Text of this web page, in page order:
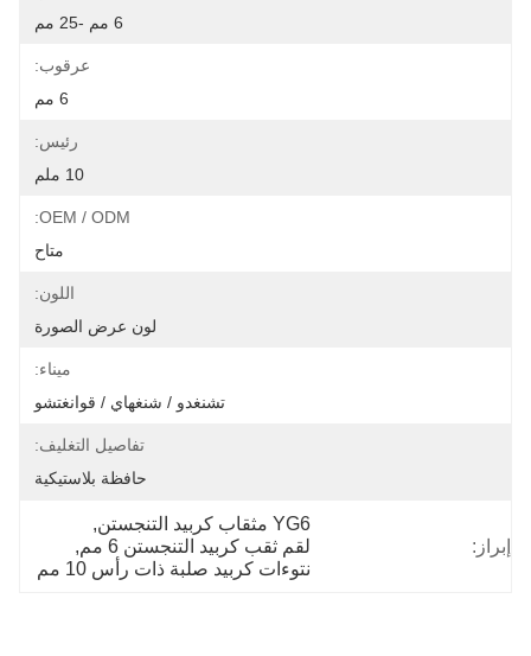
عرقوب:
رئيس:
10 ملم
OEM / ODM:
متاح
اللون:
لون عرض الصورة
ميناء:
تشنغدو / شنغهاي / قوانغتشو
تفاصيل التغليف:
حافظة بلاستيكية
إبراز:
YG6 مثقاب كربيد التنجستن
,
لقم ثقب كربيد التنجستن 6 مم
,
نتوءات كربيد صلبة ذات رأس 10 مم